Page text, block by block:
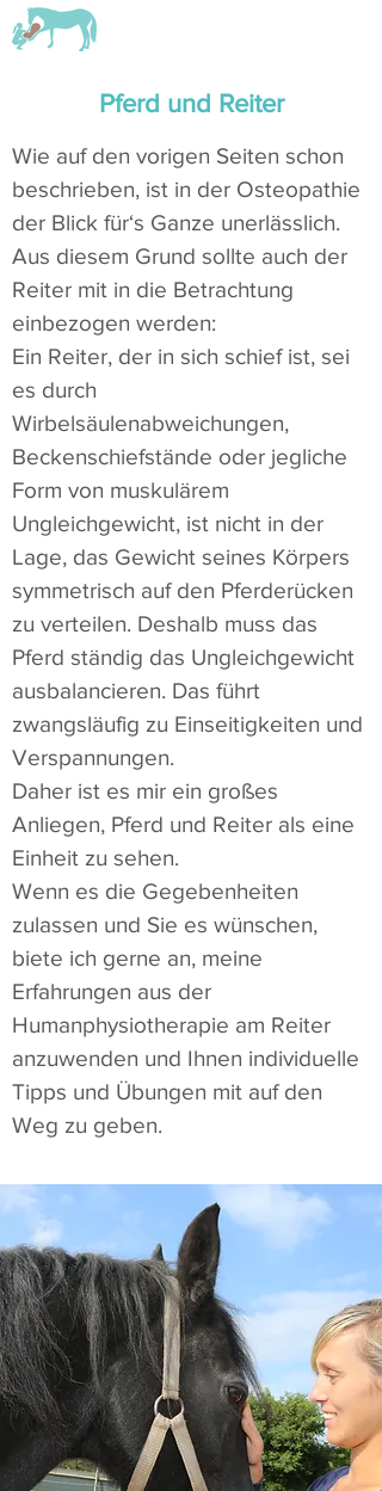
Pferd und Reiter
Wie auf den vorigen Seiten schon
beschrieben, ist in der Osteopathie
der Blick für‘s Ganze unerlässlich.
Aus diesem Grund sollte auch der
Reiter mit in die Betrachtung
einbezogen werden:
Ein Reiter, der in sich schief ist, sei
es durch
Wirbelsäulenabweichungen,
Beckenschiefstände oder jegliche
Form von muskulärem
Ungleichgewicht, ist nicht in der
Lage, das Gewicht seines Körpers
symmetrisch auf den Pferderücken
zu verteilen. Deshalb muss das
Pferd ständig das Ungleichgewicht
ausbalancieren. Das führt
zwangsläufig zu Einseitigkeiten und
Verspannungen.
Daher ist es mir ein großes
Anliegen, Pferd und Reiter als eine
Einheit zu sehen.
Wenn es die Gegebenheiten
zulassen und Sie es wünschen,
biete ich gerne an, meine
Erfahrungen aus der
Humanphysiotherapie am Reiter
anzuwenden und Ihnen individuelle
Tipps und Übungen mit auf den
Weg zu geben.